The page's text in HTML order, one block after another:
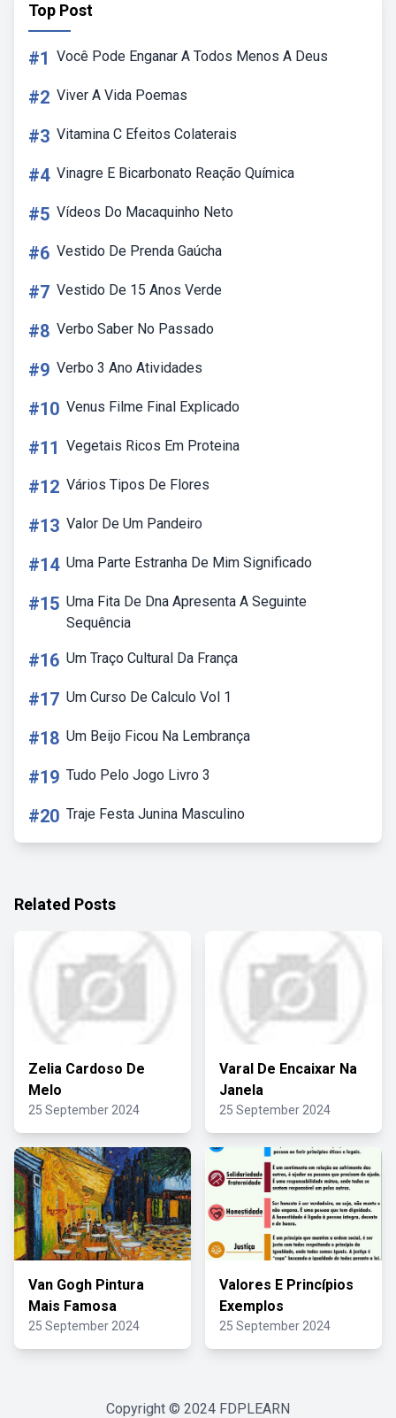
Top Post
#1 Você Pode Enganar A Todos Menos A Deus
#2 Viver A Vida Poemas
#3 Vitamina C Efeitos Colaterais
#4 Vinagre E Bicarbonato Reação Química
#5 Vídeos Do Macaquinho Neto
#6 Vestido De Prenda Gaúcha
#7 Vestido De 15 Anos Verde
#8 Verbo Saber No Passado
#9 Verbo 3 Ano Atividades
#10 Venus Filme Final Explicado
#11 Vegetais Ricos Em Proteina
#12 Vários Tipos De Flores
#13 Valor De Um Pandeiro
#14 Uma Parte Estranha De Mim Significado
#15 Uma Fita De Dna Apresenta A Seguinte
Sequência
#16 Um Traço Cultural Da França
#17 Um Curso De Calculo Vol 1
#18 Um Beijo Ficou Na Lembrança
#19 Tudo Pelo Jogo Livro 3
#20 Traje Festa Junina Masculino
Related Posts
Zelia Cardoso De
Melo
25 September 2024
Varal De Encaixar Na
Janela
25 September 2024
Van Gogh Pintura
Mais Famosa
25 September 2024
Valores E Princípios
Exemplos
25 September 2024
Copyright © 2024 FDPLEARN